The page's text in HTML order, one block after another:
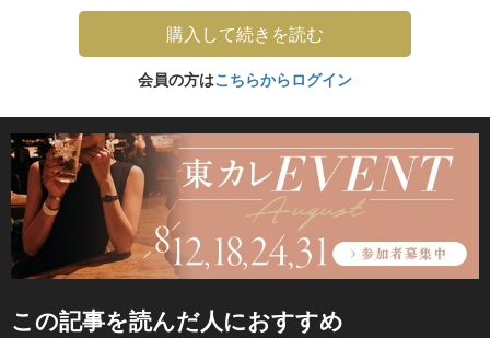
購入して続きを読む
会員の方はこちらからログイン
この記事を読んだ人におすすめ